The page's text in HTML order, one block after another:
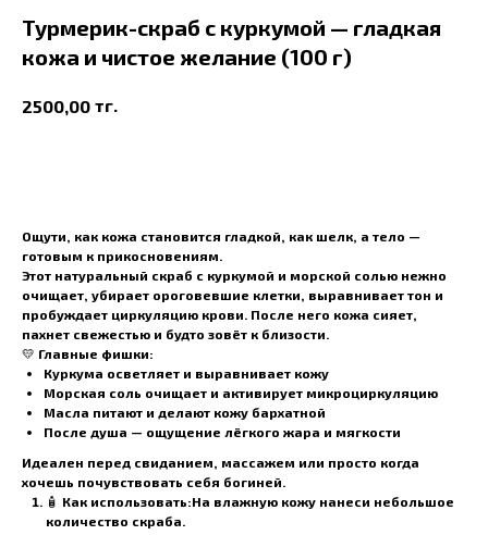
Турмерик-скраб с куркумой — гладкая
кожа и чистое желание (100 г)
2500,00 тг.
Ощути, как кожа становится гладкой, как шелк, а тело —
готовым к прикосновениям.
Этот натуральный скраб с куркумой и морской солью нежно
очищает, убирает ороговевшие клетки, выравнивает тон и
пробуждает циркуляцию крови. После него кожа сияет,
пахнет свежестью и будто зовёт к близости.
💛 Главные фишки:
Куркума осветляет и выравнивает кожу
Морская соль очищает и активирует микроциркуляцию
Масла питают и делают кожу бархатной
После душа — ощущение лёгкого жара и мягкости
Идеален перед свиданием, массажем или просто когда
хочешь почувствовать себя богиней.
🧴 Как использовать:На влажную кожу нанеси небольшое
количество скраба.